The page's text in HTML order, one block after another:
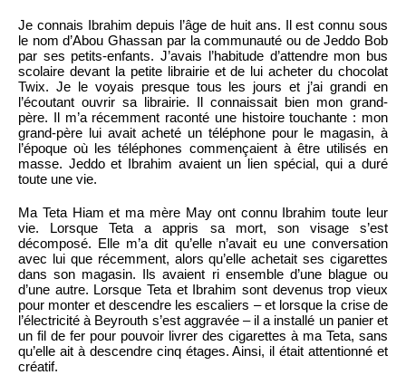
Je connais Ibrahim depuis l’âge de huit ans. Il est connu sous
le nom d’Abou Ghassan par la communauté ou de Jeddo Bob
par ses petits-enfants. J’avais l’habitude d’attendre mon bus
scolaire devant la petite librairie et de lui acheter du chocolat
Twix. Je le voyais presque tous les jours et j’ai grandi en
l’écoutant ouvrir sa librairie. Il connaissait bien mon grand-
père. Il m’a récemment raconté une histoire touchante : mon
grand-père lui avait acheté un téléphone pour le magasin, à
l’époque où les téléphones commençaient à être utilisés en
masse. Jeddo et Ibrahim avaient un lien spécial, qui a duré
toute une vie.
Ma Teta Hiam et ma mère May ont connu Ibrahim toute leur
vie. Lorsque Teta a appris sa mort, son visage s’est
décomposé. Elle m’a dit qu’elle n’avait eu une conversation
avec lui que récemment, alors qu’elle achetait ses cigarettes
dans son magasin. Ils avaient ri ensemble d’une blague ou
d’une autre. Lorsque Teta et Ibrahim sont devenus trop vieux
pour monter et descendre les escaliers – et lorsque la crise de
l’électricité à Beyrouth s’est aggravée – il a installé un panier et
un fil de fer pour pouvoir livrer des cigarettes à ma Teta, sans
qu’elle ait à descendre cinq étages. Ainsi, il était attentionné et
créatif.